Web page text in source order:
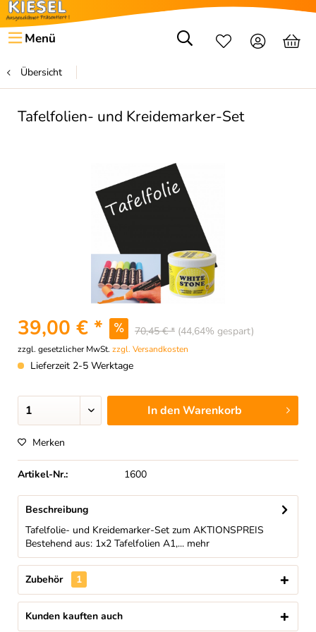
Menü
Übersicht
Tafelfolien- und Kreidemarker-Set
39,00 € * 70,45 € * (44,64% gespart)
zzgl. gesetzlicher MwSt. zzgl. Versandkosten
Lieferzeit 2-5 Werktage
In denWarenkorb
Merken
Artikel-Nr.: 1600
Beschreibung
Tafelfolie- und Kreidemarker-Set zum AKTIONSPREIS
Bestehend aus: 1x2 Tafelfolien A1,... mehr
Zubehör 1
Kunden kauften auch